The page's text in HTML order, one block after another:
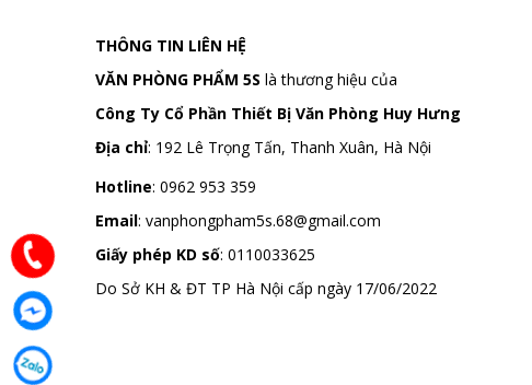
THÔNG TIN LIÊN HỆ
VĂN PHÒNG PHẨM 5S là thương hiệu của
Công Ty Cổ Phần Thiết Bị Văn Phòng Huy Hưng
Địa chỉ: 192 Lê Trọng Tấn, Thanh Xuân, Hà Nội
Hotline: 0962 953 359
Email: vanphongpham5s.68@gmail.com
Giấy phép KD số: 0110033625
Do Sở KH & ĐT TP Hà Nội cấp ngày 17/06/2022